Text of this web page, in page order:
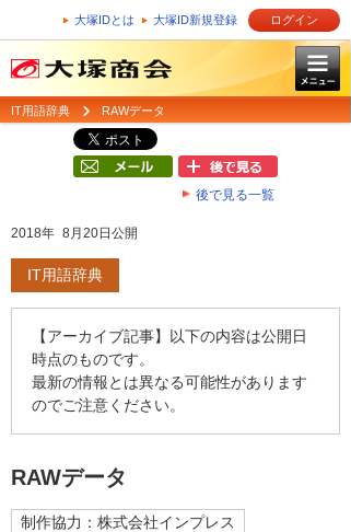
大塚IDとは 大塚ID新規登録 ログイン
IT用語辞典 RAWデータ
後で見る一覧
2018年 8月20日公開
IT用語辞典
【アーカイブ記事】以下の内容は公開日
時点のものです。
最新の情報とは異なる可能性があります
のでご注意ください。
RAWデータ
制作協力：株式会社インプレス